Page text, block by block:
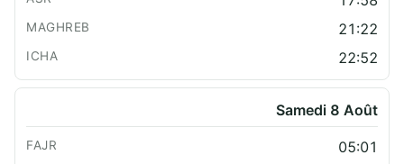
21:22
22:52
Samedi 8 Août
05:01